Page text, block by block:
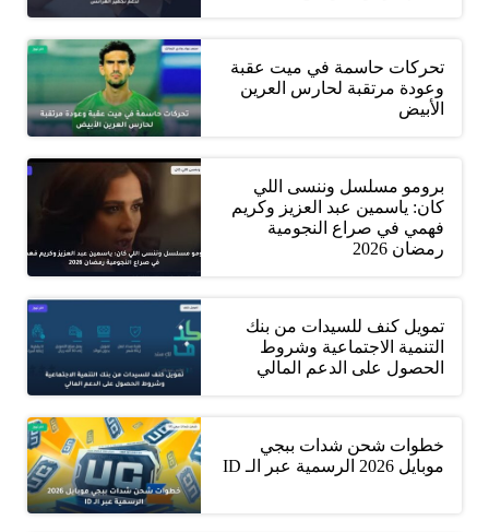
تحركات حاسمة في ميت عقبة
وعودة مرتقبة لحارس العرين
الأبيض
برومو مسلسل وننسى اللي
كان: ياسمين عبد العزيز وكريم
فهمي في صراع النجومية
رمضان 2026
تمويل كنف للسيدات من بنك
التنمية الاجتماعية وشروط
الحصول على الدعم المالي
خطوات شحن شدات ببجي
موبايل 2026 الرسمية عبر الـ ID